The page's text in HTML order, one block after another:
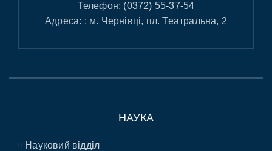
Телефон: (0372) 55-37-54
Адреса: : м. Чернівці, пл. Театральна, 2
НАУКА
Науковий відділ